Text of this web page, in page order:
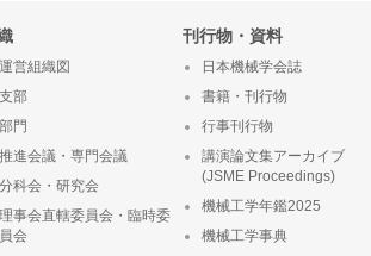
運営組織図
支部
部門
推進会議・専門会議
分科会・研究会
理事会直轄委員会・臨時委
員会
刊行物・資料
日本機械学会誌
書籍・刊行物
行事刊行物
講演論文集アーカイブ
(JSME Proceedings)
機械工学年鑑2025
機械工学事典